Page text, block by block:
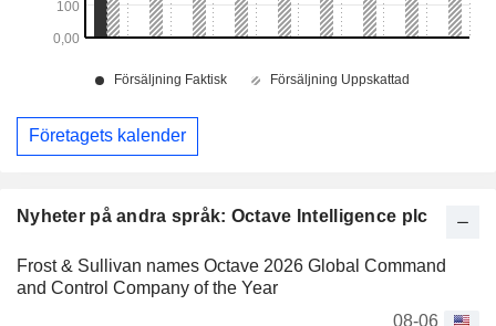
Nyheter på andra språk: Octave Intelligence plc
Frost & Sullivan names Octave 2026 Global Command
and Control Company of the Year
08-06
Företagets kalender